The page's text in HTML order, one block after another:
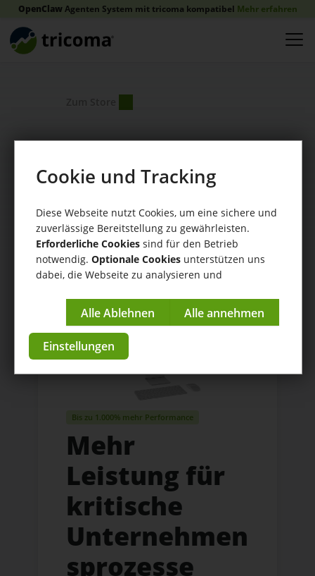
OpenClawAgenten System mit tricoma kompatibel Mehr erfahren
App tricoma
enterprise
System / Allgemein
Anbieter:
tricoma AG
Bis zu 1.000% mehr Performance
Mehr
Leistung für
kritische
Unternehmen
sprozesse
Cookie und Tracking
Diese Webseite nutzt Cookies, um eine sichere und
zuverlässige Bereitstellung zu gewährleisten.
Erforderliche Cookies sind für den Betrieb
notwendig. Optionale Cookies unterstützen uns
dabei, die Webseite zu analysieren und
Impressum| Datenschutzerklärung
Einstellungen